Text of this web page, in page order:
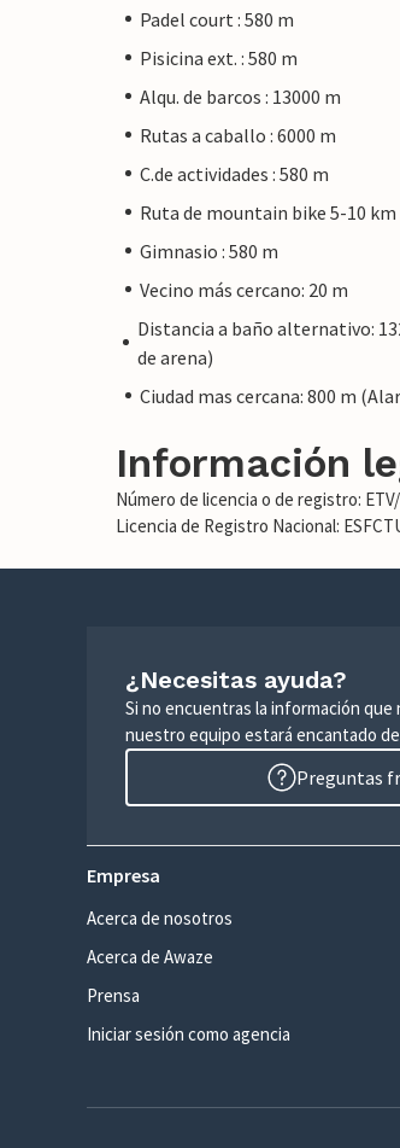
Padel court : 580 m
Pisicina ext. : 580 m
Alqu. de barcos : 13000 m
Rutas a caballo : 6000 m
C.de actividades : 580 m
Ruta de mountain bike 5-10 km
Gimnasio : 580 m
Vecino más cercano: 20 m
Distancia a baño alternativo:
de arena)
Ciudad mas cercana: 800 m
Información
Número de licencia o de registro:
Licencia de Registro Nacional:
¿Necesitas ayuda?
Si no encuentras la información
nuestro equipo estará encantado
Preguntas
Empresa
Acerca de nosotros
Acerca de Awaze
Prensa
Iniciar sesión como agencia